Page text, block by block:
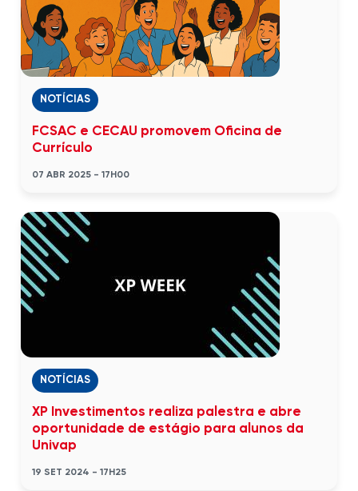
NOTÍCIAS
FCSAC e CECAU promovem Oficina de
Currículo
07 ABR 2025 - 17H00
NOTÍCIAS
XP Investimentos realiza palestra e abre
oportunidade de estágio para alunos da
Univap
19 SET 2024 - 17H25